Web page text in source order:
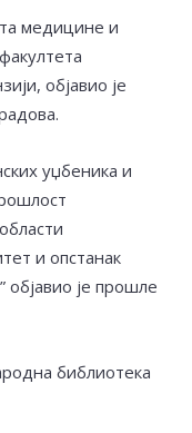
медицине и
објавио је
уџбеника и
и опстанак
је прошле
библиотека